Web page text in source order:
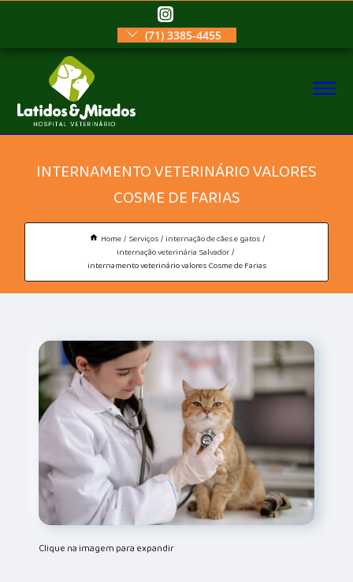
(71) 3385-4455
INTERNAMENTO VETERINÁRIO VALORES
COSME DE FARIAS
Home Serviços
internação de cães e gatos
internação veterinária Salvador
internamento veterinário valores Cosme de Farias
Clique na imagem para expandir